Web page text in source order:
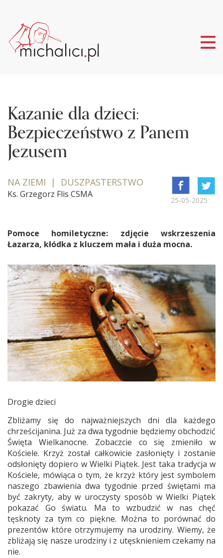
Kazanie dla dzieci:
Bezpieczeństwo z Panem
Jezusem
NA ZIEMI | DUSZPASTERSTWO
Ks. Grzegorz Flis CSMA
25-05-2025
Pomoce homiletyczne: zdjęcie wskrzeszenia
Łazarza, kłódka z kluczem mała i duża mocna.
Drogie dzieci
Zbliżamy się do najważniejszych dni dla każdego
chrześcijanina. Już za dwa tygodnie będziemy obchodzić
Święta Wielkanocne. Zobaczcie co się zmieniło w
Kościele. Krzyż został całkowicie zasłonięty i zostanie
odsłonięty dopiero w Wielki Piątek. Jest taka tradycja w
Kościele, mówiąca o tym, że krzyż który jest symbolem
naszego zbawienia dwa tygodnie przed świętami ma
być zakryty, aby w uroczysty sposób w Wielki Piątek
pokazać Go światu. Ma to wzbudzić w nas chęć
tęsknoty za tym co piękne. Można to porównać do
prezentów które otrzymujemy na urodziny. Wiemy, że
zbliżają się nasze urodziny i z utęsknieniem czekamy na
nie.